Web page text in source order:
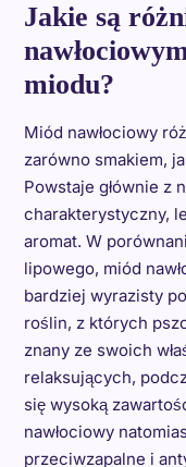
Jakie są
miodu?
Miód nawłociowy
zarówno smakiem,
Powstaje głównie z
charakterystyczny,
aromat. W
lipowego, miód
bardziej wyrazisty
roślin, z których
znany ze swoich
relaksujących,
się wysoką
nawłociowy
przeciwzapalne i